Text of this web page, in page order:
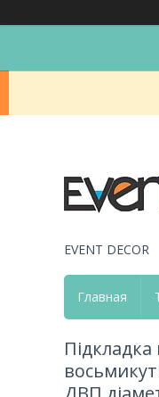
EVENT DECOR
Главная